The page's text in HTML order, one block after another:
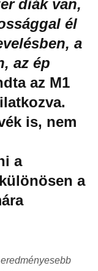
diák van,
él
a
az ép
az M1
is, nem
a
a